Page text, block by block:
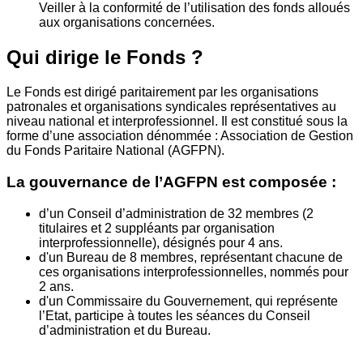
Veiller à la conformité de l’utilisation des fonds alloués
aux organisations concernées.
Qui dirige le Fonds ?
Le Fonds est dirigé paritairement par les organisations
patronales et organisations syndicales représentatives au
niveau national et interprofessionnel. Il est constitué sous la
forme d’une association dénommée : Association de Gestion
du Fonds Paritaire National (AGFPN).
La gouvernance de l’AGFPN est composée :
d’un Conseil d’administration de 32 membres (2
titulaires et 2 suppléants par organisation
interprofessionnelle), désignés pour 4 ans.
d'un Bureau de 8 membres, représentant chacune de
ces organisations interprofessionnelles, nommés pour
2 ans.
d'un Commissaire du Gouvernement, qui représente
l’Etat, participe à toutes les séances du Conseil
d’administration et du Bureau.